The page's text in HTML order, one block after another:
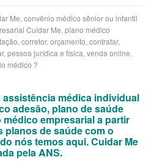
EMPRESARIAL
EMPRESARIAL
EMPRESARIAL
EMPRESARIAL
Me, convênio médico sênior ou infantil
Cuidar Me, plano médico
corretor, orçamento, contratar,
pessoa jurídica e física, venda online.
médico ?
médica individual
adesão, plano de saúde
empresarial a partir
planos de saúde com o
nós temos aqui.Cuidar Me
pela ANS.